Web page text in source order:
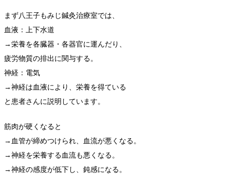
まず八王子もみじ鍼灸治療室では、
血液：上下水道
→栄養を各臓器・各器官に運んだり、
疲労物質の排出に関与する。
神経：電気
→神経は血液により、栄養を得ている
と患者さんに説明しています。
筋肉が硬くなると
→血管が締めつけられ、血流が悪くなる。
→神経を栄養する血流も悪くなる。
→神経の感度が低下し、鈍感になる。